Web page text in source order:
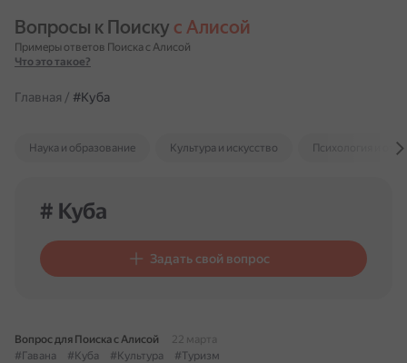
Вопросы к Поиску с Алисой
Примеры ответов Поиска с Алисой
Что это такое?
Главная / #Куба
Наука и образование Культура и искусство Психология и
# Куба
Задать свой вопрос
Вопрос для Поиска с Алисой
22 марта
#Гавана
#Куба #Культура #Туризм